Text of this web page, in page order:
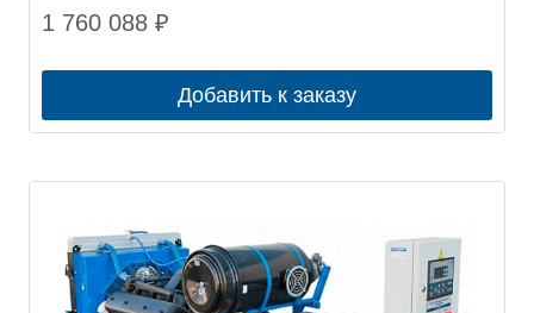
1 760 088 ₽
Добавить к заказу